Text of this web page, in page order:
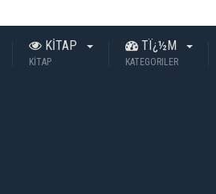
KİTAP
KİTAP
TÏ¿½M
KATEGORILER